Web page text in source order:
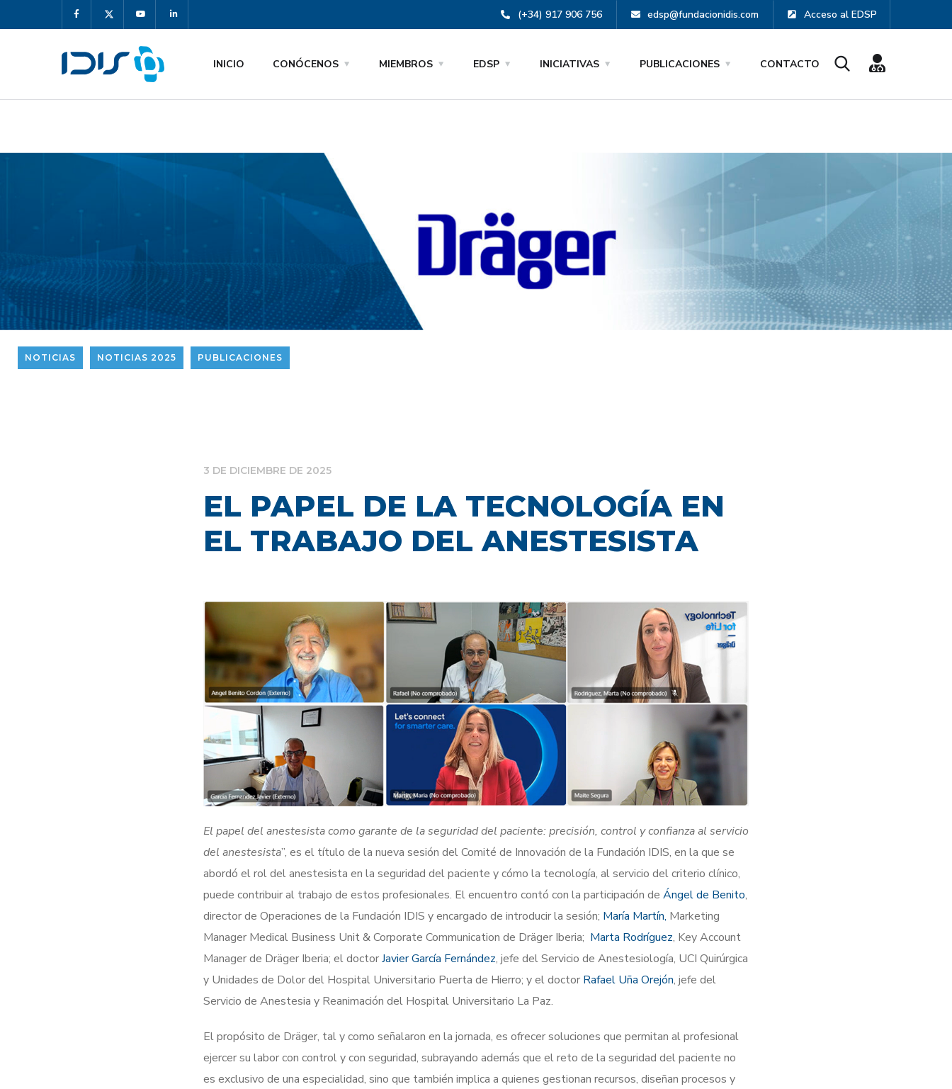
(+34) 917 906 756 edsp@fundacionidis.com Acceso al EDSP
INICIO CONÓCENOS MIEMBROS EDSP INICIATIVAS PUBLICACIONES CONTACTO
NOTICIAS NOTICIAS 2025 PUBLICACIONES
3 DE DICIEMBRE DE 2025
EL PAPEL DE LA TECNOLOGÍA EN
EL TRABAJO DEL ANESTESISTA
El papel del anestesista como garante de la seguridad del paciente: precisión, control y confianza al servicio
del anestesista”, es el título de la nueva sesión del Comité de Innovación de la Fundación IDIS, en la que se
abordó el rol del anestesista en la seguridad del paciente y cómo la tecnología, al servicio del criterio clínico,
puede contribuir al trabajo de estos profesionales. El encuentro contó con la participación de Ángel de Benito,
director de Operaciones de la Fundación IDIS y encargado de introducir la sesión; María Martín, Marketing
Manager Medical Business Unit & Corporate Communication de Dräger Iberia; Marta Rodríguez, Key Account
Manager de Dräger Iberia; el doctorJavier García Fernández, jefe del Servicio de Anestesiología, UCI Quirúrgica
y Unidades de Dolor del Hospital Universitario Puerta de Hierro; y el doctor Rafael Uña Orejón, jefe del
Servicio de Anestesia y Reanimación del Hospital Universitario La Paz.
El propósito de Dräger, tal y como señalaron en la jornada, es ofrecer soluciones que permitan al profesional
ejercer su labor con control y con seguridad, subrayando además que el reto de la seguridad del paciente no
es exclusivo de una especialidad, sino que también implica a quienes gestionan recursos, diseñan procesos y